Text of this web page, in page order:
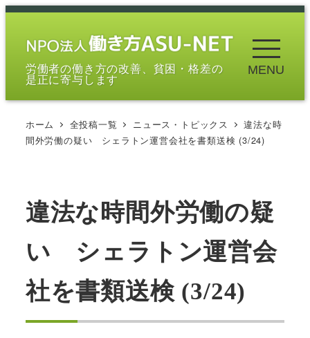
メ
労働者の働き方の改善、貧困・格差の
是正に寄与します
MENU
ホーム 全投稿一覧 ニュース・トピックス
違法な時
間外労働の疑い シェラトン運営会社を書類送検 (3/24)
違法な時間外労働の疑
い シェラトン運営会
社を書類送検 (3/24)